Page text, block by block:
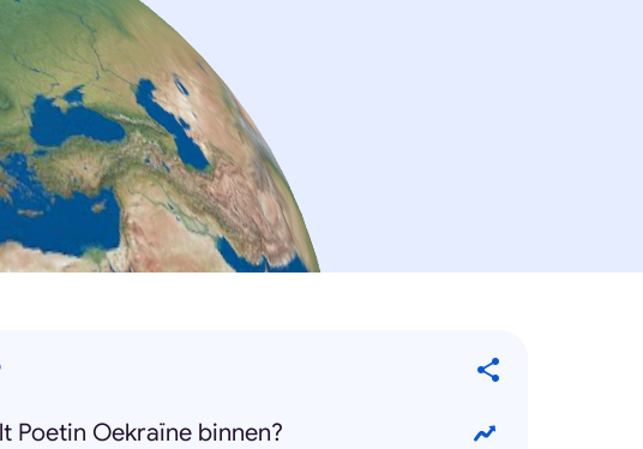
Poetin Oekraïne binnen?